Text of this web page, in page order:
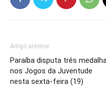
Artigo anterior
Paraíba disputa três
nos Jogos da Juventude
nesta sexta-feira (19)